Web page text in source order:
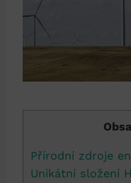
Přírodní zdroje
Unikátní složení